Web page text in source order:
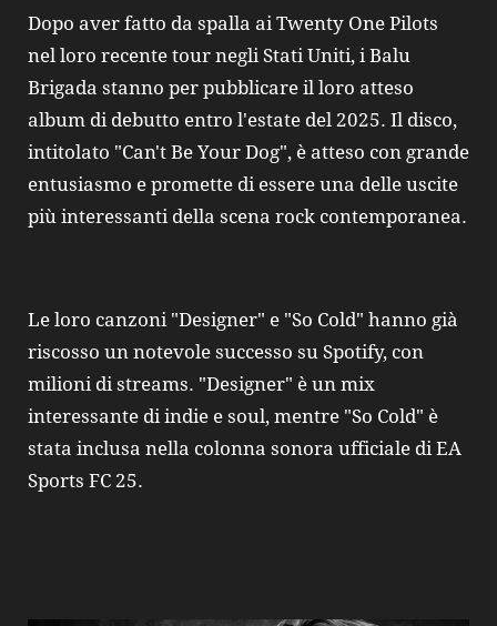
Dopo aver fatto da spalla ai Twenty One Pilots
nel loro recente tour negli Stati Uniti, i Balu
Brigada stanno per pubblicare il loro atteso
album di debutto entro l'estate del 2025. Il disco,
intitolato "Can't Be Your Dog", è atteso con grande
entusiasmo e promette di essere una delle uscite
più interessanti della scena rock contemporanea.
Le loro canzoni "Designer" e "So Cold" hanno già
riscosso un notevole successo su Spotify, con
milioni di streams. "Designer" è un mix
interessante di indie e soul, mentre "So Cold" è
stata inclusa nella colonna sonora ufficiale di EA
Sports FC 25.